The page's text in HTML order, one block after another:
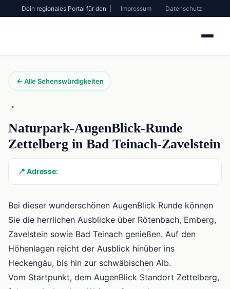
Dein regionales Portal für den | Impressum Datenschutz
← Alle Sehenswürdigkeiten
📍
Naturpark-AugenBlick-Runde
Zettelberg in Bad Teinach-Zavelstein
📍 Adresse:
Bei dieser wunderschönen AugenBlick Runde können
Sie die herrlichen Ausblicke über Rötenbach, Emberg,
Zavelstein sowie Bad Teinach genießen. Auf den
Höhenlagen reicht der Ausblick hinüber ins
Heckengäu, bis hin zur schwäbischen Alb.
Vom Startpunkt, dem AugenBlick Standort Zettelberg,